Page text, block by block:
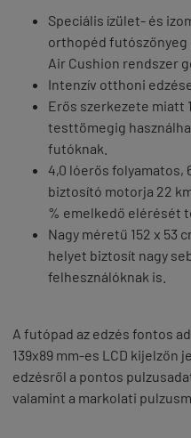
Speciális ízület- és
orthopéd futószőnyeg
Air Cushion rendszer
Intenzív otthoni
Erős szerkezete miatt
testtömegig
futóknak.
4,0 lóerős folyamatos,
biztosító motorja 22
% emelkedő elérését
Nagy méretű 152 x 53
helyet biztosít nagy
felhesználóknak is.
A futópad az edzés fontos
139x89 mm-es LCD kijelzőn
edzésről a pontos
valamint a markolati